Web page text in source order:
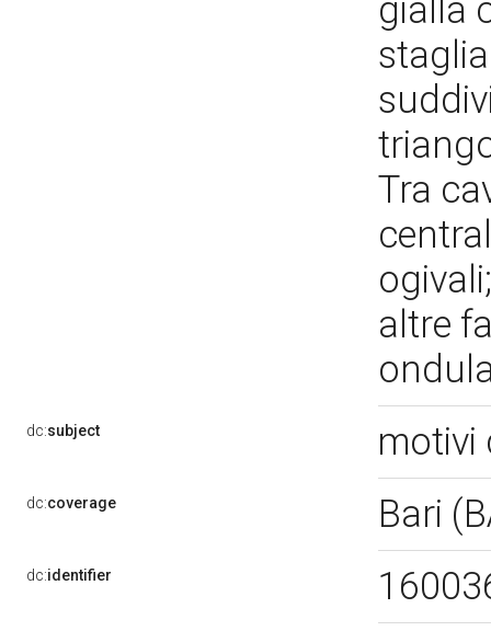
gialla
Tra
altre
dc:subject motivi
dc:coverage Bari
dc:identifier